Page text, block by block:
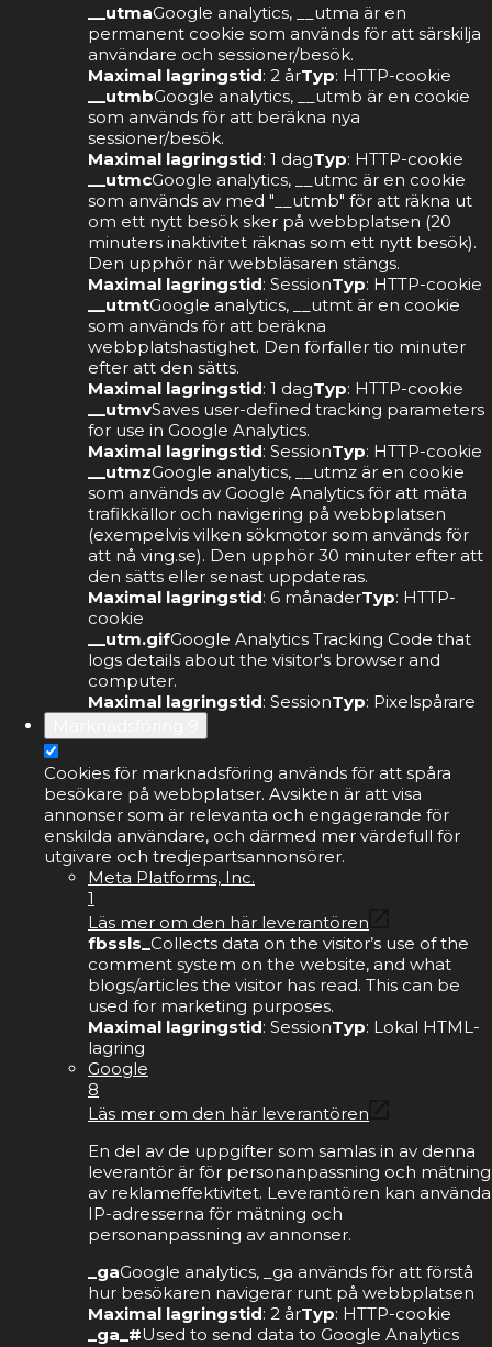
__utmaGoogle analytics, __utma är en
permanent cookie som används för att särskilja
användare och sessioner/besök.
Maximal lagringstid: 2 årTyp: HTTP-cookie
__utmbGoogle analytics, __utmb är en cookie
som används för att beräkna nya
sessioner/besök.
Maximal lagringstid: 1 dagTyp: HTTP-cookie
__utmcGoogle analytics, __utmc är en cookie
som används av med "__utmb" för att räkna ut
om ett nytt besök sker på webbplatsen (20
minuters inaktivitet räknas som ett nytt besök).
Den upphör när webbläsaren stängs.
Maximal lagringstid: SessionTyp: HTTP-cookie
__utmtGoogle analytics, __utmt är en cookie
som används för att beräkna
webbplatshastighet. Den förfaller tio minuter
efter att den sätts.
Maximal lagringstid: 1 dagTyp: HTTP-cookie
__utmvSaves user-defined tracking parameters
for use in Google Analytics.
Maximal lagringstid: SessionTyp: HTTP-cookie
__utmzGoogle analytics, __utmz är en cookie
som används av Google Analytics för att mäta
trafikkällor och navigering på webbplatsen
(exempelvis vilken sökmotor som används för
att nå ving.se). Den upphör 30 minuter efter att
den sätts eller senast uppdateras.
Maximal lagringstid: 6 månaderTyp: HTTP-
cookie
__utm.gifGoogle Analytics Tracking Code that
logs details about the visitor's browser and
computer.
Maximal lagringstid: SessionTyp: Pixelspårare
Cookies för marknadsföring används för att spåra
besökare på webbplatser. Avsikten är att visa
annonser som är relevanta och engagerande för
enskilda användare, och därmed mer värdefull för
utgivare och tredjepartsannonsörer.
Meta Platforms, Inc.
1
Läs mer om den här leverantören
fbssls_ Collects data on the visitor’s use of the
comment system on the website, and what
blogs/articles the visitor has read. This can be
used for marketing purposes.
Maximal lagringstid: SessionTyp: Lokal HTML-
lagring
Google
8
Läs mer om den här leverantören
En del av de uppgifter som samlas in av denna
leverantör är för personanpassning och mätning
av reklameffektivitet. Leverantören kan använda
IP-adresserna för mätning och
personanpassning av annonser.
_gaGoogle analytics, _ga används för att förstå
hur besökaren navigerar runt på webbplatsen
Maximal lagringstid: 2 årTyp: HTTP-cookie
_ga_#Used to send data to Google Analytics